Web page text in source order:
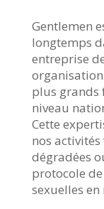
Gentlemen
longtemps
entreprise
plus grands
niveau
Cette
nos
dégradées
protocole
sexuelles